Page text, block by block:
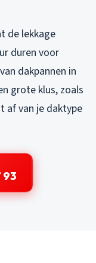
de lekkage
duren voor
dakpannen in
grote klus, zoals
af van je daktype
93